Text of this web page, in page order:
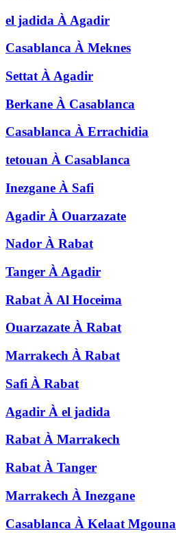
el jadida À Agadir
Casablanca À Meknes
Settat À Agadir
Berkane À Casablanca
Casablanca À Errachidia
tetouan À Casablanca
Inezgane À Safi
Agadir À Ouarzazate
Nador À Rabat
Tanger À Agadir
Rabat À Al Hoceima
Ouarzazate À Rabat
Marrakech À Rabat
Safi À Rabat
Agadir À el jadida
Rabat À Marrakech
Rabat À Tanger
Marrakech À Inezgane
Casablanca À Kelaat Mgouna